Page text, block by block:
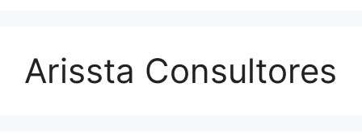
Arissta Consultores